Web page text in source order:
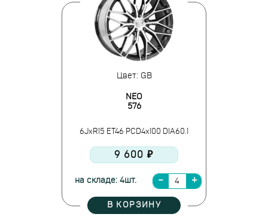
Цвет: GB
NEO
576
6JxR15 ET46 PCD4x100 DIA60.1
9 600 ₽
на складе: 4шт.
В КОРЗИНУ